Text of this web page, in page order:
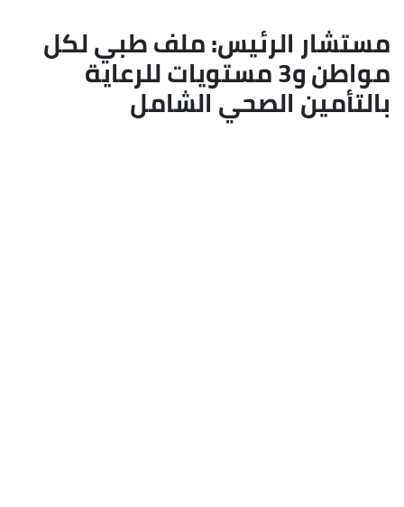
مستشار الرئيس: ملف طبي لكل
مواطن و3 مستويات للرعاية
بالتأمين الصحي الشامل